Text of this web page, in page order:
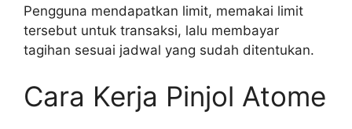
Pengguna mendapatkan limit, memakai limit
tersebut untuk transaksi, lalu membayar
tagihan sesuai jadwal yang sudah ditentukan.
Cara Kerja Pinjol Atome